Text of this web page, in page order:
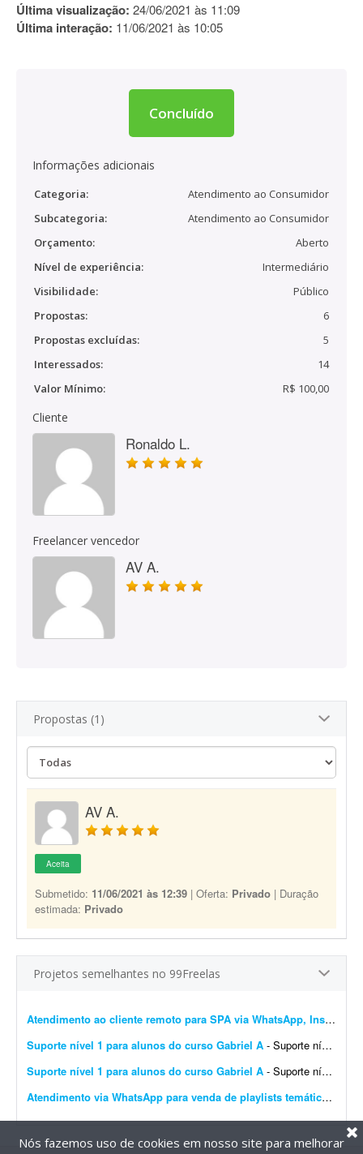
Última visualização: 24/06/2021 às 11:09
Última interação: 11/06/2021 às 10:05
Concluído
Informações adicionais
Categoria:
Atendimento ao Consumidor
Subcategoria:
Atendimento ao Consumidor
Orçamento:
Aberto
Nível de experiência:
Intermediário
Visibilidade:
Público
Propostas:
6
Propostas excluídas:
5
Interessados:
14
Valor Mínimo:
R$ 100,00
Cliente
Ronaldo L.
Freelancer vencedor
AV A.
Propostas (1)
AV A.
Aceita
Submetido: 11/06/2021 às 12:39 | Oferta: Privado | Duração
estimada: Privado
Projetos semelhantes no 99Freelas
Atendimento ao cliente remoto para SPA via WhatsApp, Instagram e e-mail
Suporte nível 1 para alunos do curso Gabriel A - Suporte nível 1 para alunos do curso Gabriel A. 1. Atendimento ao cliente (primeiro contato) - Responder dúvidas básicas sobre o curso, incluindo acesso à plataforma, c...
Suporte nível 1 para alunos do curso Gabriel A - Suporte nível 1 para alunos do curso Gabriel A. 1. Atendimento ao cliente (primeiro contato): Responder dúvidas básicas sobre o curso, incluindo acesso à plataforma, cr...
Atendimento via WhatsApp para venda de playlists temáticas
Nós fazemos uso de cookies em nosso site para melhorar